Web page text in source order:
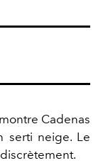
Cadenas
serti neige. Le